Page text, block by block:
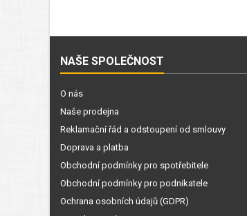
NAŠE SPOLEČNOST
O nás
Naše prodejna
Reklamační řád a odstoupení od smlouvy
Doprava a platba
Obchodní podmínky pro spotřebitele
Obchodní podmínky pro podnikatele
Ochrana osobních údajů (GDPR)